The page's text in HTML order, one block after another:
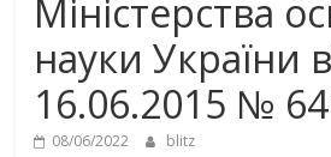
Міністерства
науки України
16.06.2015 №
08/06/2022 blitz